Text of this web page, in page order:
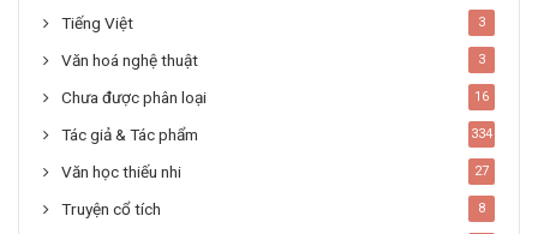
Tiếng Việt 3
Văn hoá nghệ thuật 3
Chưa được phân loại 16
Tác giả & Tác phẩm 334
Văn học thiếu nhi 27
Truyện cổ tích 8